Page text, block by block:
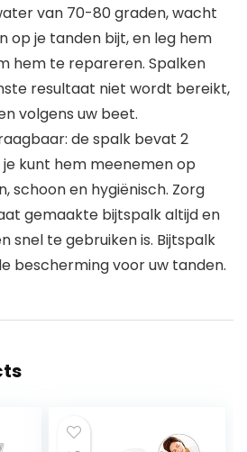
van 70-80 graden, wacht
op je tanden bijt, en leg hem
hem te repareren. Spalken
resultaat niet wordt bereikt,
volgens uw beet.
de spalk bevat 2
kunt hem meenemen op
schoon en hygiënisch. Zorg
gemaakte bijtspalk altijd en
snel te gebruiken is. Bijtspalk
bescherming voor uw tanden.